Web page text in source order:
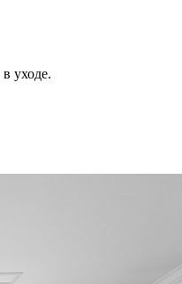
в уходе.